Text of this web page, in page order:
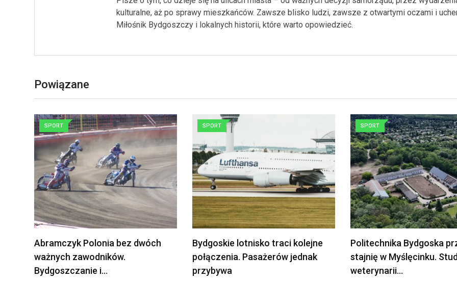
kulturalne, aż po sprawy mieszkańców. Zawsze blisko ludzi, zawsze z otwartymi oczami i
Miłośnik Bydgoszczy i lokalnych historii, które warto opowiedzieć.
Powiązane
SPORT
Abramczyk Polonia bez dwóch
ważnych zawodników.
Bydgoszczanie i…
SPORT
Bydgoskie lotnisko traci kolejne
połączenia. Pasażerów jednak
przybywa
SPORT
Politechnika Bydgoska
stajnię w Myślęcinku.
weterynarii…